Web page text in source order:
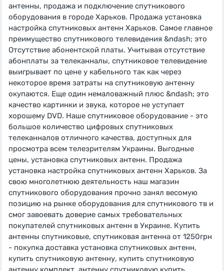
антенны, продажа и подключение спутникового
оборудования в городе Харьков. Продажа установка
настройка спутниковых антенн Харьков. Самое главное
преимущество спутникового телевидения &ndash; это
Отсутствие абонентской платы. Учитывая отсутствие
абонплаты за телеканналы, спутниковое телевидение
выигрывает по цене у кабельного так как через
некоторое время затраты на спутниковую антенну
окупаются. Еще один немаловажный плюс &ndash; это
качество картинки и звука, которое не уступает
хорошему DVD. Наше спутниковое оборудование - это
большое количество цифровых спутниковых
телеканналов отличного качества, доступных для
просмотра всем телезрителям Украины. Выгодные
цены, установка спутниковых антенн. Продажа
установка настройка спутниковых антенн Харьков. За
свою многолетнюю деятельность наш магазин
спутникового оборудования прочно занял весомую
позицию на рынке оборудования для спутникового тв и
смог завоевать доверие самых требовательных
покупателей спутниковых антенн в Украине. Купить
антенны спутниковые, спутниковая антенна от 1250грн
- покупка доставка установка спутниковых антенн,
купить спутниковую антенну, купить спутниковую